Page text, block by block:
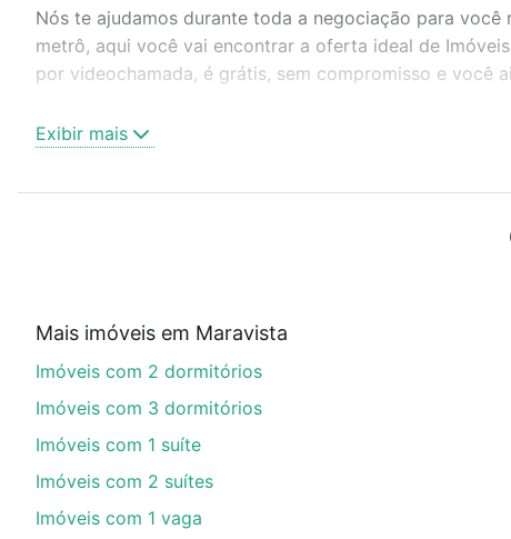
Nós te ajudamos durante toda a negociação para
metrô, aqui você vai encontrar a oferta ideal de
por videochamada, é grátis, sem compromisso e você
ou sem vaga de garagem para combinar
Imóveis com 2 suites à venda em Maravista, Niterói,
Qual o preço de Imóveis com 2 suites à venda
Aqui na Loft temos a oferta ideal para você, com
financiamento imobiliário as parcelas podem se
portal quanto custa comprar um apartamento e conte
Exibir mais
Mais imóveis em Maravista
Imóveis com 2 dormitórios
Imóveis com 3 dormitórios
Imóveis com 1 suíte
Imóveis com 2 suítes
Imóveis com 1 vaga